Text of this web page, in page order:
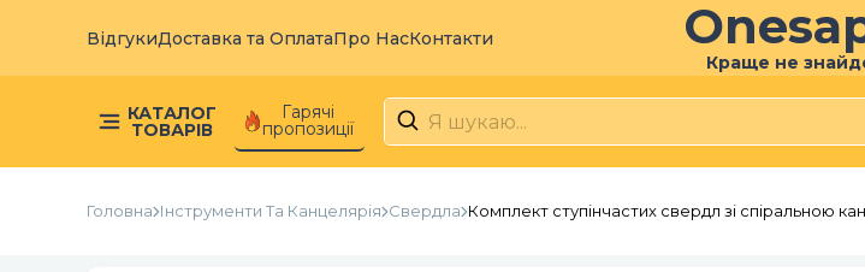
ВідгукиДоставка та ОплатаПро НасКонтакти
Краще не
КАТАЛОГ
ТОВАРІВ
Гарячі
пропозиції
Головна Інструменти Та Канцелярія Свердла Комплект ступінчастих свердл зі спіральною